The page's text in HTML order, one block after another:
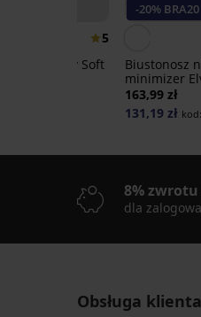
5
usztywniany Soft
-20% BRA20
Biustonosz
minimizer
163,99 zł
131,19 zł kod:
8%
dla
Obsługa klienta